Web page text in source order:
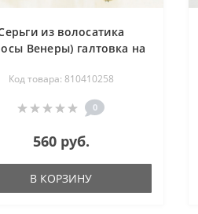
из волосатика
Венеры) галтовка на
Код товара: 810410258
0
560 руб.
В КОРЗИНУ